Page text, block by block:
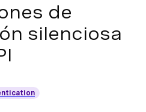
de
silenciosa